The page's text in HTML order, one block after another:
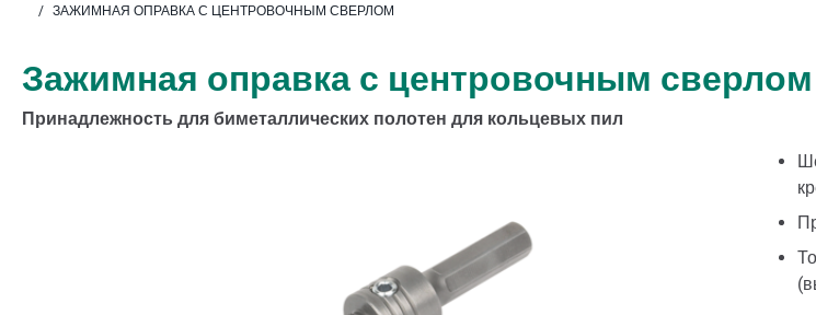
ЗАЖИМНАЯ ОПРАВКА С ЦЕНТРОВОЧНЫМ СВЕРЛОМ
Зажимная оправка с центровочным сверлом
Принадлежность для биметаллических полотен для кольцевых пил